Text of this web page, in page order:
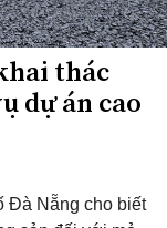
thác
dự án cao
Đà Nẵng cho biết